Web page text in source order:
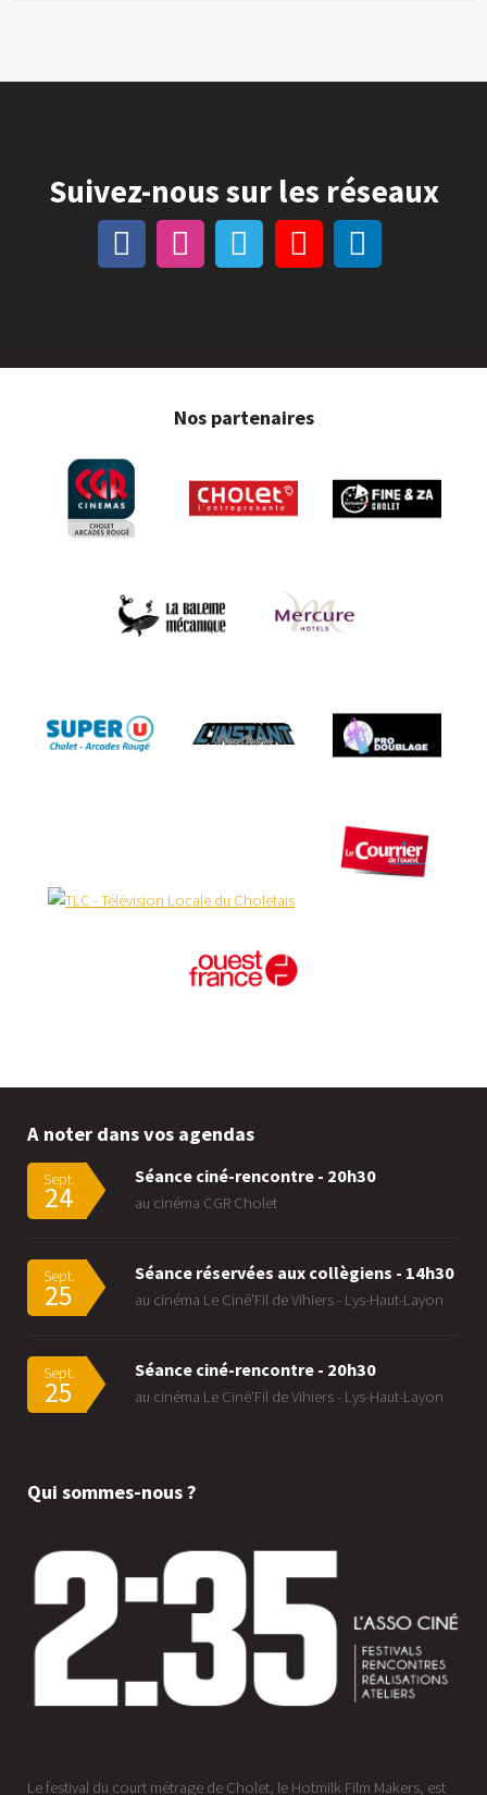
Suivez-nous sur les réseaux
Nos partenaires
A noter dans vos agendas
Sept.
24
Séance ciné-rencontre - 20h30
au cinéma CGR Cholet
Sept.
25
Séance réservées aux collègiens - 14h30
au cinéma Le Ciné'Fil de Vihiers - Lys-Haut-Layon
Sept.
25
Séance ciné-rencontre - 20h30
au cinéma Le Ciné'Fil de Vihiers - Lys-Haut-Layon
Qui sommes-nous ?
Le festival du court métrage de Cholet, le Hotmilk Film Makers, est